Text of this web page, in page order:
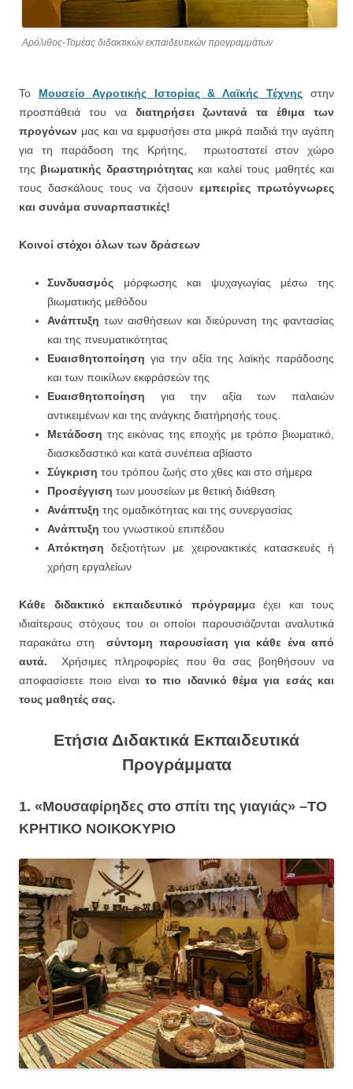
Αρόλιθος-Τομέας διδακτικών εκπαιδευτικών προγραμμάτων
Το Μουσείο Αγροτικής Ιστορίας & Λαϊκής Τέχνης στην
προσπάθειά του να διατηρήσει ζωντανά τα έθιμα των
προγόνων μας και να εμφυσήσει στα μικρά παιδιά την αγάπη
για τη παράδοση της Κρήτης, πρωτοστατεί στον χώρο
της βιωματικής δραστηριότηταςκαι καλεί τους μαθητές και
τους δασκάλους τους να ζήσουν εμπειρίες πρωτόγνωρες
και συνάμα συναρπαστικές!
Κοινοί στόχοι όλων των δράσεων
Συνδυασμός μόρφωσης και ψυχαγωγίας μέσω της
βιωματικής μεθόδου
Ανάπτυξη των αισθήσεων και διεύρυνση της φαντασίας
και της πνευματικότητας
Ευαισθητοποίηση για την αξία της λαϊκής παράδοσης
και των ποικίλων εκφράσεών της
Ευαισθητοποίηση για την αξία των παλαιών
αντικειμένων και της ανάγκης διατήρησής τους.
Μετάδοση της εικόνας της εποχής με τρόπο βιωματικό,
διασκεδαστικό και κατά συνέπεια αβίαστο
Σύγκριση του τρόπου ζωής στο χθες και στο σήμερα
Προσέγγιση των μουσείων με θετική διάθεση
Ανάπτυξη της ομαδικότητας και της συνεργασίας
Ανάπτυξη του γνωστικού επιπέδου
Απόκτηση δεξιοτήτων με χειρονακτικές κατασκευές ή
χρήση εργαλείων
Κάθε διδακτικό εκπαιδευτικό πρόγραμμα έχει και τους
ιδιαίτερους στόχους του οι οποίοι παρουσιάζονται αναλυτικά
παρακάτω στησύντομη παρουσίαση για κάθε ένα από
αυτά.
Χρήσιμες πληροφορίες που θα σας βοηθήσουν να
αποφασίσετε ποιο είναιτο πιο ιδανικό θέμα για εσάς και
τους μαθητές σας.
Ετήσια Διδακτικά Εκπαιδευτικά
Προγράμματα
1. «Μουσαφίρηδες στο σπίτι της γιαγιάς» –ΤΟ
ΚΡΗΤΙΚΟ ΝΟΙΚΟΚΥΡΙΟ